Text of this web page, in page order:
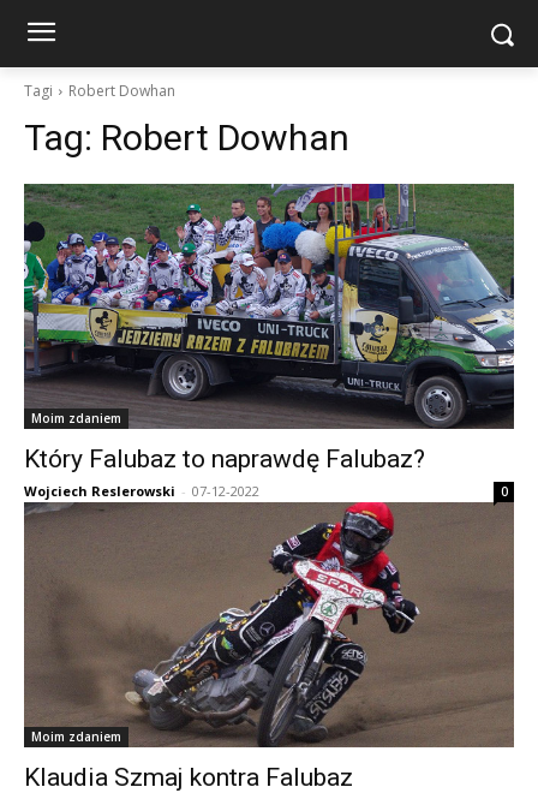
Tagi Robert Dowhan
Tag: Robert Dowhan
Moim zdaniem
Który Falubaz to naprawdę Falubaz?
Wojciech Reslerowski - 07-12-2022 0
Moim zdaniem
Klaudia Szmaj kontra Falubaz